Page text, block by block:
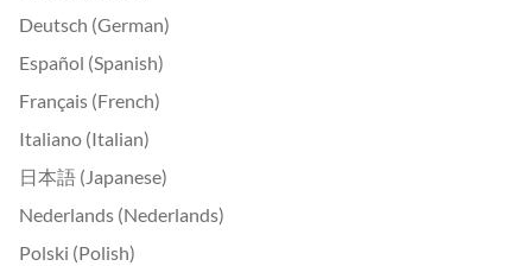
Deutsch (German)
Español (Spanish)
Français (French)
Italiano (Italian)
日本語 (Japanese)
Nederlands (Nederlands)
Polski (Polish)